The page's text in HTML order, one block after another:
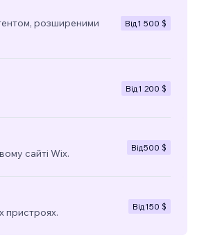
розширеними
Від 1 500 $
Від 1 200 $
сайті Wix.
Від500 $
пристроях.
Від 150 $